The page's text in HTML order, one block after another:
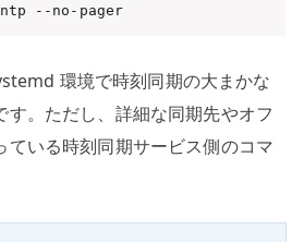
--no-pager
環境で時刻同期の大まかな
す。ただし、詳細な同期先やオフ
ている時刻同期サービス側のコマ